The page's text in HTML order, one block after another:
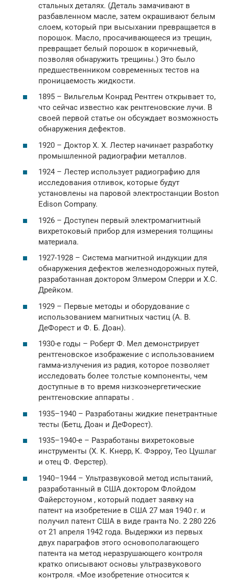
стальных деталях. (Деталь замачивают в
разбавленном масле, затем окрашивают белым
слоем, который при высыхании превращается в
порошок. Масло, просачивающееся из трещин,
превращает белый порошок в коричневый,
позволяя обнаружить трещины.) Это было
предшественником современных тестов на
проницаемость жидкости.
1895 – Вильгельм Конрад Рентген открывает то,
что сейчас известно как рентгеновские лучи. В
своей первой статье он обсуждает возможность
обнаружения дефектов.
1920 – Доктор Х. Х. Лестер начинает разработку
промышленной радиографии металлов.
1924 – Лестер использует радиографию для
исследования отливок, которые будут
установлены на паровой электростанции Boston
Edison Company.
1926 – Доступен первый электромагнитный
вихретоковый прибор для измерения толщины
материала.
1927-1928 – Система магнитной индукции для
обнаружения дефектов железнодорожных путей,
разработанная доктором Элмером Сперри и Х.С.
Дрейком.
1929 – Первые методы и оборудование с
использованием магнитных частиц (А. В.
ДеФорест и Ф. Б. Доан).
1930-е годы – Роберт Ф. Мел демонстрирует
рентгеновское изображение с использованием
гамма-излучения из радия, которое позволяет
исследовать более толстые компоненты, чем
доступные в то время низкоэнергетические
рентгеновские аппараты .
1935–1940 – Разработаны жидкие пенетрантные
тесты (Бетц, Доан и ДеФорест).
1935–1940-е – Разработаны вихретоковые
инструменты (Х. К. Кнерр, К. Фэрроу, Тео Цушлаг
и отец Ф. Ферстер).
1940–1944 – Ультразвуковой метод испытаний,
разработанный в США доктором Флойдом
Файерстоуном , который подает заявку на
патент на изобретение в США 27 мая 1940 г. и
получил патент США в виде гранта No. 2 280 226
от 21 апреля 1942 года. Выдержки из первых
двух параграфов этого основополагающего
патента на метод неразрушающего контроля
кратко описывают основы ультразвукового
контроля. «Мое изобретение относится к